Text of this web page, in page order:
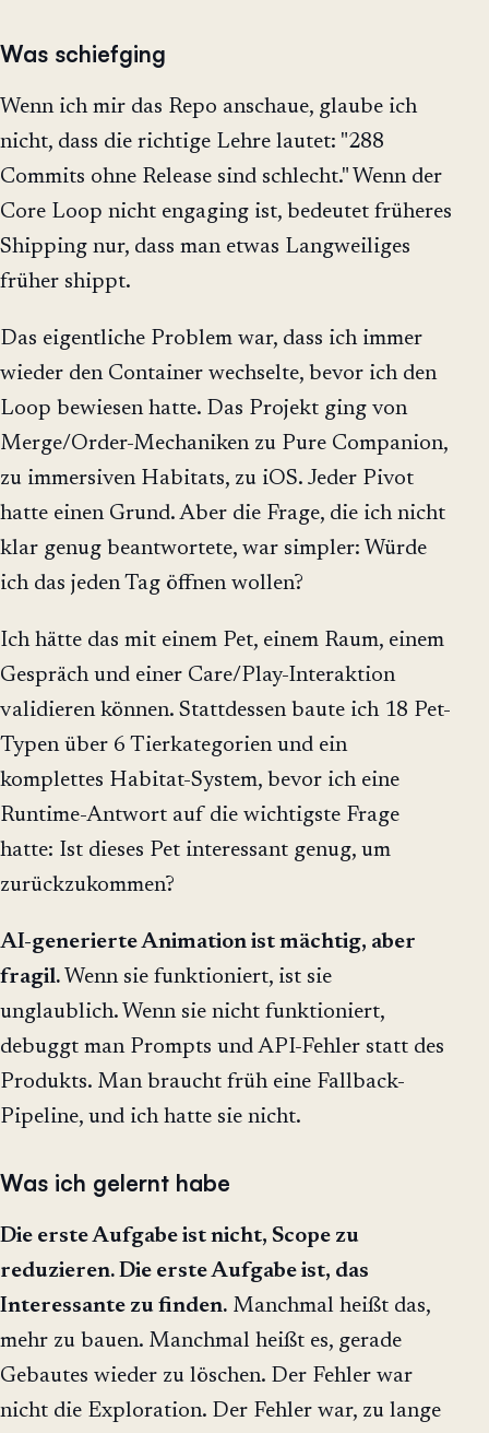
Was schiefging
Wenn ich mir das Repo anschaue, glaube ich
nicht, dass die richtige Lehre lautet: "288
Commits ohne Release sind schlecht." Wenn der
Core Loop nicht engaging ist, bedeutet früheres
Shipping nur, dass man etwas Langweiliges
früher shippt.
Das eigentliche Problem war, dass ich immer
wieder den Container wechselte, bevor ich den
Loop bewiesen hatte. Das Projekt ging von
Merge/Order-Mechaniken zu Pure Companion,
zu immersiven Habitats, zu iOS. Jeder Pivot
hatte einen Grund. Aber die Frage, die ich nicht
klar genug beantwortete, war simpler: Würde
ich das jeden Tag öffnen wollen?
Ich hätte das mit einem Pet, einem Raum, einem
Gespräch und einer Care/Play-Interaktion
validieren können. Stattdessen baute ich 18 Pet-
Typen über 6 Tierkategorien und ein
komplettes Habitat-System, bevor ich eine
Runtime-Antwort auf die wichtigste Frage
hatte: Ist dieses Pet interessant genug, um
zurückzukommen?
AI-generierte Animation ist mächtig, aber
fragil. Wenn sie funktioniert, ist sie
unglaublich. Wenn sie nicht funktioniert,
debuggt man Prompts und API-Fehler statt des
Produkts. Man braucht früh eine Fallback-
Pipeline, und ich hatte sie nicht.
Was ich gelernt habe
Die erste Aufgabe ist nicht, Scope zu
reduzieren. Die erste Aufgabe ist, das
Interessante zu finden. Manchmal heißt das,
mehr zu bauen. Manchmal heißt es, gerade
Gebautes wieder zu löschen. Der Fehler war
nicht die Exploration. Der Fehler war, zu lange